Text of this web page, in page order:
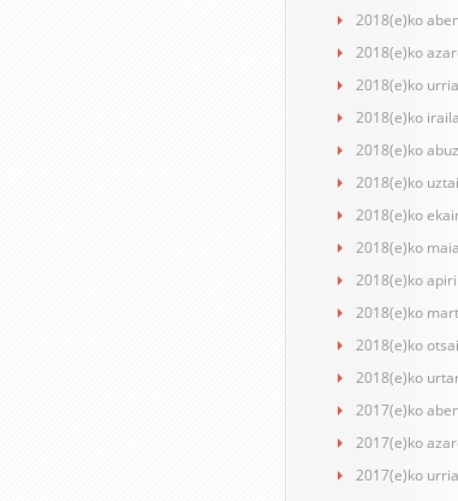
2018(e)ko
2018(e)ko
2018(e)ko urria
2018(e)ko iraila
2018(e)ko
2018(e)ko
2018(e)ko
2018(e)ko
2018(e)ko
2018(e)ko
2018(e)ko
2018(e)ko
2017(e)ko
2017(e)ko
2017(e)ko urria